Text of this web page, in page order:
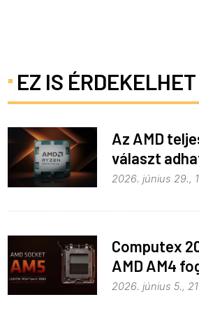
EZ IS ÉRDEKELHET
Az AMD
választ
2026. június 29.,
Computex
AMD AM4
pedig még
2026. június 5.,